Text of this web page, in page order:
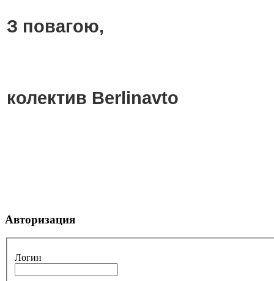
З повагою,
колектив Berlinavto
Авторизация
Логин